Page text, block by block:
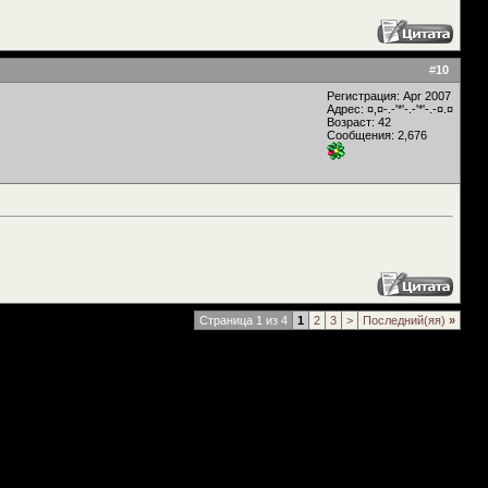
#10
Регистрация: Apr 2007
Адрес: ¤,¤-.-'*'-.-'*'-.-¤.¤
Возраст: 42
Сообщения: 2,676
Страница 1 из 4 1 2 3 > Последний(яя) »